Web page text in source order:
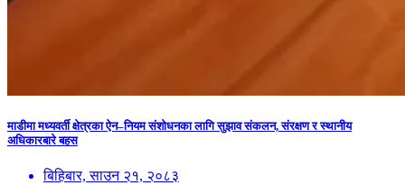
माडीमा मध्यवर्ती क्षेत्रका ऐन–नियम संशोधनका लागि सुझाव संकलन, संरक्षण र स्थानीय
अधिकारबारे बहस
बिहिबार, साउन २१, २०८३